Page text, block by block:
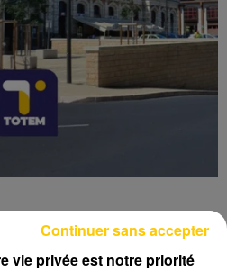
vie privée est notre priorité
Continuer sans accepter